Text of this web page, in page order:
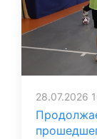
28.07.2026